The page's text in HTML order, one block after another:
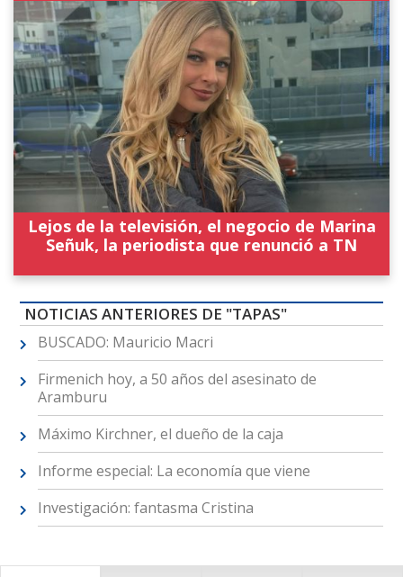
Lejos de la televisión, el negocio de Marina
Señuk, la periodista que renunció a TN
NOTICIAS ANTERIORES DE "TAPAS"
BUSCADO: Mauricio Macri
Firmenich hoy, a 50 años del asesinato de
Aramburu
Máximo Kirchner, el dueño de la caja
Informe especial: La economía que viene
Investigación: fantasma Cristina